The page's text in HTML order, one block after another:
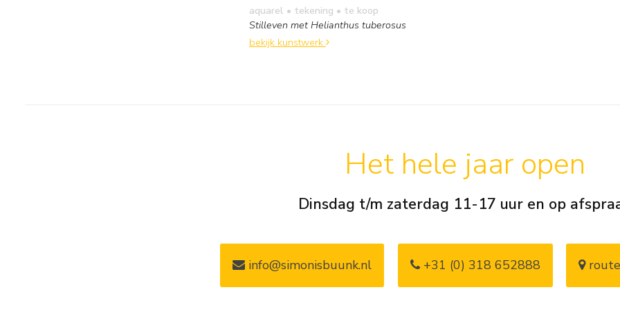
aquarel • tekening • te koop
Stilleven met Helianthus tuberosus
bekijk kunstwerk
Het hele jaar open
Dinsdag t/m zaterdag 11-17 uur en op
info@simonisbuunk.nl +31 (0) 318 652888